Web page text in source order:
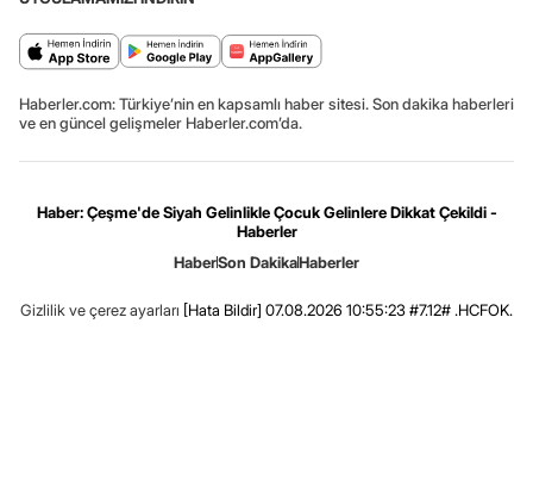
Haberler.com: Türkiye’nin en kapsamlı haber sitesi. Son dakika haberleri
ve en güncel gelişmeler Haberler.com’da.
Haber: Çeşme'de Siyah Gelinlikle Çocuk Gelinlere Dikkat Çekildi -
Haberler
HaberSon DakikaHaberler
Gizlilik ve çerez ayarları [Hata Bildir] 07.08.2026 10:55:23 #7.12# .HCFOK.